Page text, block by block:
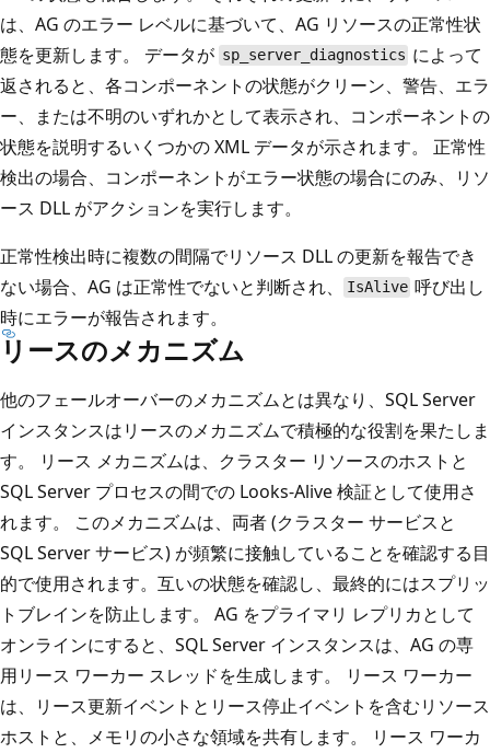
は、AG のエラー レベルに基づいて、AG リソースの正常性状
態を更新します。 データが sp_server_diagnostics によって
返されると、各コンポーネントの状態がクリーン、警告、エラ
ー、または不明のいずれかとして表示され、コンポーネントの
状態を説明するいくつかの XML データが示されます。 正常性
検出の場合、コンポーネントがエラー状態の場合にのみ、リソ
ース DLL がアクションを実行します。
正常性検出時に複数の間隔でリソース DLL の更新を報告でき
ない場合、AG は正常性でないと判断され、
IsAlive 呼び出し
時にエラーが報告されます。
リースのメカニズム
他のフェールオーバーのメカニズムとは異なり、SQL Server
インスタンスはリースのメカニズムで積極的な役割を果たしま
す。 リース メカニズムは、クラスター リソースのホストと
SQL Server プロセスの間での Looks-Alive 検証として使用さ
れます。 このメカニズムは、両者 (クラスター サービスと
SQL Server サービス) が頻繁に接触していることを確認する目
的で使用されます。互いの状態を確認し、最終的にはスプリッ
トブレインを防止します。 AG をプライマリ レプリカとして
オンラインにすると、SQL Server インスタンスは、AG の専
用リース ワーカー スレッドを生成します。 リース ワーカー
は、リース更新イベントとリース停止イベントを含むリソース
ホストと、メモリの小さな領域を共有します。 リース ワーカ